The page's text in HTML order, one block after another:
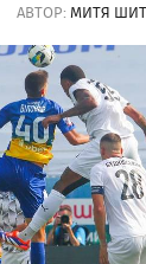
АВТОР: МИТЯ